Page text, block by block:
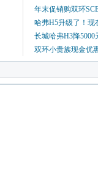
年末促销购双环
哈弗H5升级了！现
长城哈弗H3降5000
双环小贵族现金优